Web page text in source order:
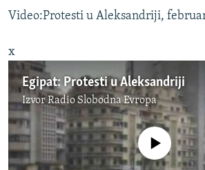
Video:Protesti u Aleksandriji,
x
Egipat: Protesti u Aleksandriji
IzvorRadio Slobodna Evropa
No media source